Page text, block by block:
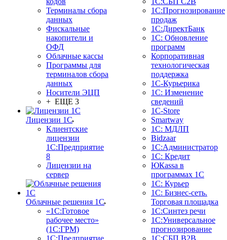
Терминалы сбора
данных
Фискальные
накопители и
ОФД
Облачные кассы
Программы для
терминалов сбора
данных
Носители ЭЦП
+ ЕЩЕ 3
Лицензии 1С
Клиентские
лицензии
1С:Предприятие
8
Лицензии на
сервер
Облачные решения 1С
«1C:Готовое
рабочее место»
(1С:ГРМ)
1С:Предприятие
1С:Прогнозирование
продаж
1С:ДиректБанк
1С: Обновление
программ
Корпоративная
технологическая
поддержка
1С-Курьерика
1С: Изменение
сведений
1C-Store
Smartway
1С: МДЛП
Bidzaar
1С:Администратор
1С: Кредит
ЮКаssа в
программах 1С
1С: Курьер
1С: Бизнес-сеть.
Торговая площадка
1С:Синтез речи
1С:Универсальное
прогнозирование
1С:СБП B2B